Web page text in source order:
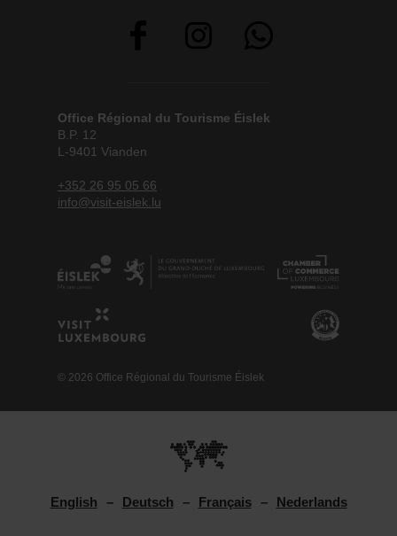
Office Régional du Tourisme Éislek
B.P. 12
L-9401 Vianden
+352 26 95 05 66
info@visit-eislek.lu
© 2026 Office Régional du Tourisme Éislek
English Deutsch Français Nederlands